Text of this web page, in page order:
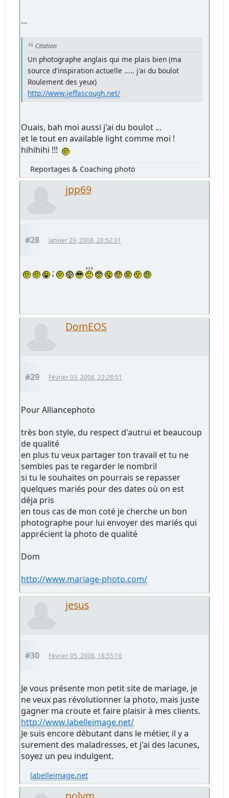
...
Citation
Un photographe anglais qui me plais bien (ma
source d'inspiration actuelle ..... j'ai du boulot
Roulement des yeux)
http://www.jeffascough.net/
Ouais, bah moi aussi j'ai du boulot ...
et le tout en available light comme moi !
hihihihi !!!
Reportages & Coaching photo
jpp69
#28 Janvier 29, 2008, 20:52:31
;
DomEOS
#29 Février 03, 2008, 22:28:51
Pour Alliancephoto
très bon style, du respect d'autrui et beaucoup
de qualité
en plus tu veux partager ton travail et tu ne
sembles pas te regarder le nombril
si tu le souhaites on pourrais se repasser
quelques mariés pour des dates où on est
déja pris
en tous cas de mon coté je cherche un bon
photographe pour lui envoyer des mariés qui
apprécient la photo de qualité
Dom
http://www.mariage-photo.com/
jesus
#30 Février 05, 2008, 18:55:16
Je vous présente mon petit site de mariage, je
ne veux pas révolutionner la photo, mais juste
gagner ma croute et faire plaisir à mes clients.
http://www.labelleimage.net/
Je suis encore débutant dans le métier, il y a
surement des maladresses, et j'ai des lacunes,
soyez un peu indulgent.
labelleimage.net